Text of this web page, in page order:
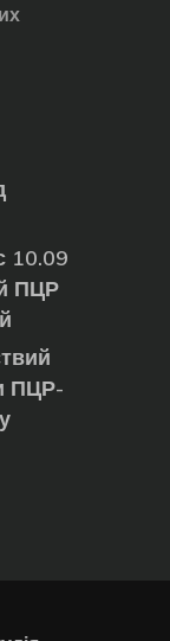
10.09
ПЦР
ПЦР-